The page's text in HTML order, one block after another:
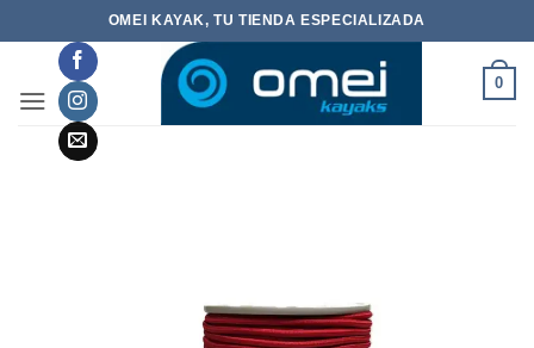
al
contenido
OMEI KAYAK, TU TIENDA ESPECIALIZADA
0